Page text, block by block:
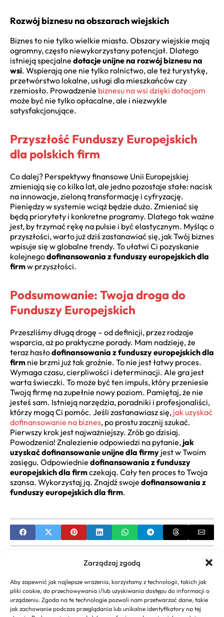
Zarządzaj zgodą
Aby zapewnić jak najlepsze wrażenia, korzystamy z technologii, takich jak
pliki cookie, do przechowywania i/lub uzyskiwania dostępu do informacji o
urządzeniu. Zgoda na te technologie pozwoli nam przetwarzać dane, takie
jak zachowanie podczas przeglądania lub unikalne identyfikatory na tej
Rozwój biznesu na obszarach wiejskich
Biznes to nie tylko wielkie miasta. Obszary wiejskie mają
ogromny, często niewykorzystany potencjał. Dlatego
istnieją specjalne dotacje unijne na rozwój biznesu na
wsi. Wspierają one nie tylko rolnictwo, ale też turystykę,
przetwórstwo lokalne, usługi dla mieszkańców czy
rzemiosło. Prowadzenie biznesu na wsi dzięki dotacjom
może być nie tylko opłacalne, ale i niezwykle
satysfakcjonujące.
Przyszłość Funduszy Europejskich
dla polskich firm
Co dalej? Perspektywy finansowe Unii Europejskiej
zmieniają się co kilka lat, ale jedno pozostaje stałe: nacisk
na innowacje, zieloną transformację i cyfryzację.
Pieniędzy w systemie wciąż będzie dużo. Zmieniać się
będą priorytety i konkretne programy. Dlatego tak ważne
jest, by trzymać rękę na pulsie i być elastycznym. Myśląc o
przyszłości, warto już dziś zastanawiać się, jak Twój biznes
wpisuje się w globalne trendy. To ułatwi Ci pozyskanie
kolejnegodofinansowania z funduszy europejskich dla
firmw przyszłości.
Podsumowanie: Twoja droga do
Funduszy Europejskich
Przeszliśmy długą drogę – od definicji, przez rodzaje
wsparcia, aż po praktyczne porady. Mam nadzieję, że
teraz hasłodofinansowania z funduszy europejskich dla
firm nie brzmi już tak groźnie. To nie jest łatwy proces.
Wymaga czasu, cierpliwości i determinacji. Ale gra jest
warta świeczki. To może być ten impuls, który przeniesie
Twoją firmę na zupełnie nowy poziom. Pamiętaj, że nie
jesteś sam. Istnieją narzędzia, poradniki i profesjonaliści,
którzy mogą Ci pomóc. Jeśli zastanawiasz się, jak uzyskać
dofinansowanie na biznes, po prostu zacznij szukać.
Pierwszy krok jest najważniejszy. Zrób go dzisiaj.
Powodzenia! Znalezienie odpowiedzi na pytanie, jak
uzyskać dofinansowanie unijne dla firmy jest w Twoim
zasięgu. Odpowiednie dofinansowania z funduszy
europejskich dla firmczekają. Cały ten proces to Twoja
szansa. Wykorzystaj ją. Znajdź swoje dofinansowania z
funduszy europejskich dla firm.
Kredyt dla Młodych Firm: Jak Zdobyć
Finansowanie na Start?